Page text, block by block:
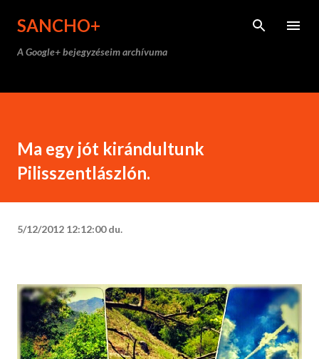
SANCHO+
A Google+ bejegyzéseim archívuma
Ma egy jót kirándultunk
Pilisszentlászlón.
5/12/2012 12:12:00 du.